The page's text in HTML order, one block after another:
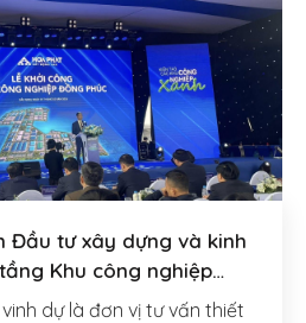
Đầu tư xây dựng và kinh
Khu công nghiệp
dự là đơn vị tư vấn thiết